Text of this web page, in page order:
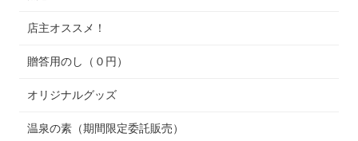
店主オススメ！
贈答用のし（０円）
オリジナルグッズ
温泉の素（期間限定委託販売）